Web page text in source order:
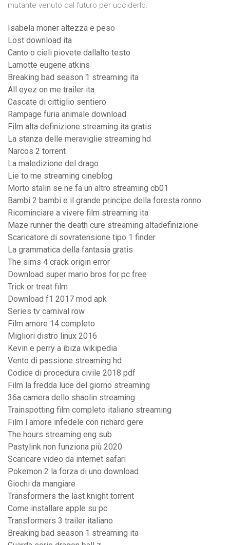
mutante venuto dal futuro per ucciderlo.
Isabela moner altezza e peso
Lost download ita
Canto o cieli piovete dallalto testo
Lamotte eugene atkins
Breaking bad season 1 streaming ita
All eyez on me trailer ita
Cascate di cittiglio sentiero
Rampage furia animale download
Film alta definizione streaming ita gratis
La stanza delle meraviglie streaming hd
Narcos 2 torrent
La maledizione del drago
Lie to me streaming cineblog
Morto stalin se ne fa un altro streaming cb01
Bambi 2 bambi e il grande principe della foresta ronno
Ricominciare a vivere film streaming ita
Maze runner the death cure streaming altadefinizione
Scaricatore di sovratensione tipo 1 finder
La grammatica della fantasia gratis
The sims 4 crack origin error
Download super mario bros for pc free
Trick or treat film
Download f1 2017 mod apk
Series tv carnival row
Film amore 14 completo
Migliori distro linux 2016
Kevin e perry a ibiza wikipedia
Vento di passione streaming hd
Codice di procedura civile 2018 pdf
Film la fredda luce del giorno streaming
36a camera dello shaolin streaming
Trainspotting film completo italiano streaming
Film l amore infedele con richard gere
The hours streaming eng sub
Pastylink non funziona più 2020
Scaricare video da internet safari
Pokemon 2 la forza di uno download
Giochi da mangiare
Transformers the last knight torrent
Come installare apple su pc
Transformers 3 trailer italiano
Breaking bad season 1 streaming ita